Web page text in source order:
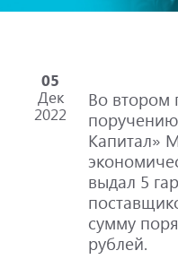
05
Дек
2022
Во втором
Капитал»
выдал 5
сумму
рублей.